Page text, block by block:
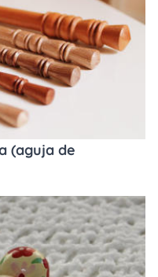
(aguja de